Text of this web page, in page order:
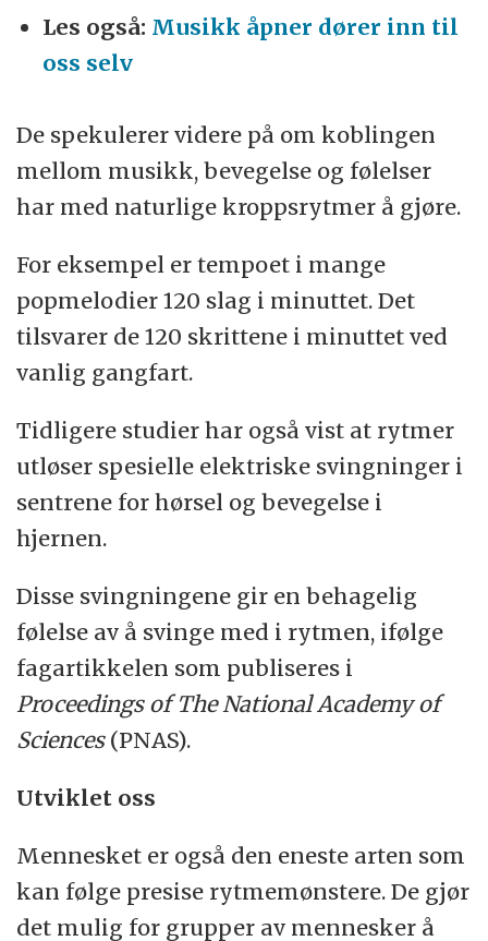
Les også: Musikk åpner dører inn til
oss selv
De spekulerer videre på om koblingen
mellom musikk, bevegelse og følelser
har med naturlige kroppsrytmer å gjøre.
For eksempel er tempoet i mange
popmelodier 120 slag i minuttet. Det
tilsvarer de 120 skrittene i minuttet ved
vanlig gangfart.
Tidligere studier har også vist at rytmer
utløser spesielle elektriske svingninger i
sentrene for hørsel og bevegelse i
hjernen.
Disse svingningene gir en behagelig
følelse av å svinge med i rytmen, ifølge
fagartikkelen som publiseres i
Proceedings of The National Academy of
Sciences(PNAS).
Utviklet oss
Mennesket er også den eneste arten som
kan følge presise rytmemønstere. De gjør
det mulig for grupper av mennesker å